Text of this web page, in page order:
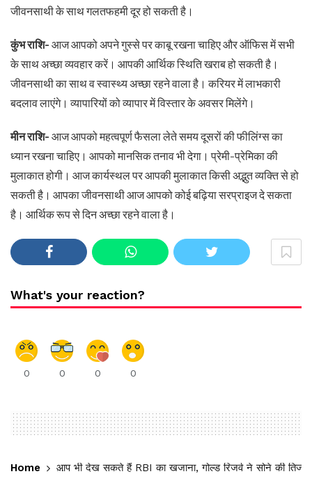
जीवनसाथी के साथ गलतफहमी दूर हो सकती है।
कुंभ राशि- आज आपको अपने गुस्से पर काबू रखना चाहिए और ऑफिस में सभी
के साथ अच्छा व्यवहार करें। आपकी आर्थिक स्थिति खराब हो सकती है।
जीवनसाथी का साथ व स्वास्थ्य अच्छा रहने वाला है। करियर में लाभकारी
बदलाव लाएंगे। व्यापारियों को व्यापार में विस्तार के अवसर मिलेंगे।
मीन राशि- आज आपको महत्वपूर्ण फैसला लेते समय दूसरों की फीलिंग्स का
ध्यान रखना चाहिए। आपको मानसिक तनाव भी देगा। प्रेमी-प्रेमिका की
मुलाकात होगी। आज कार्यस्थल पर आपकी मुलाकात किसी अद्भुत व्यक्ति से हो
सकती है। आपका जीवनसाथी आज आपको कोई बढ़िया सरप्राइज दे सकता
है। आर्थिक रूप से दिन अच्छा रहने वाला है।
What's your reaction?
0 0 0 0
Home आप भी देख सकते हैं RBI का खजाना, गोल्ड रिजर्व ने सोने की